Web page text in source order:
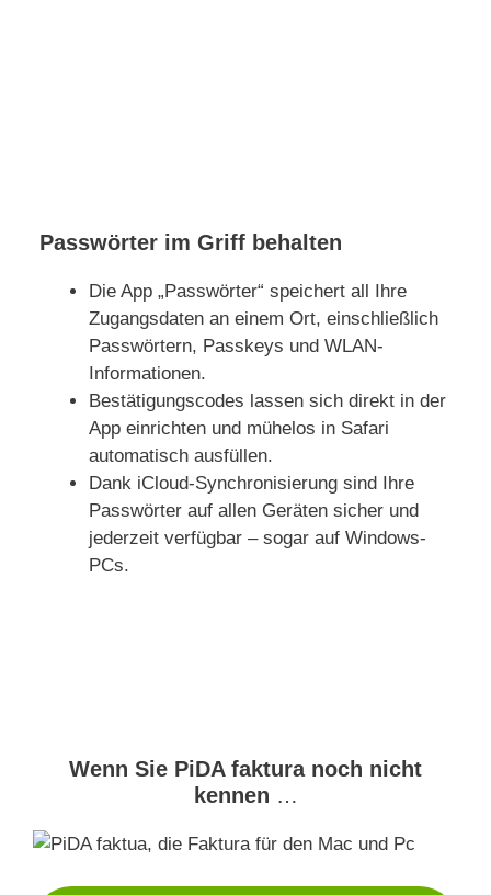
Passwörter im Griff behalten
Die App „Passwörter“ speichert all Ihre
Zugangsdaten an einem Ort, einschließlich
Passwörtern, Passkeys und WLAN-
Informationen.
Bestätigungscodes lassen sich direkt in der
App einrichten und mühelos in Safari
automatisch ausfüllen.
Dank iCloud-Synchronisierung sind Ihre
Passwörter auf allen Geräten sicher und
jederzeit verfügbar – sogar auf Windows-
PCs.
Wenn Sie PiDA faktura noch nicht
kennen …